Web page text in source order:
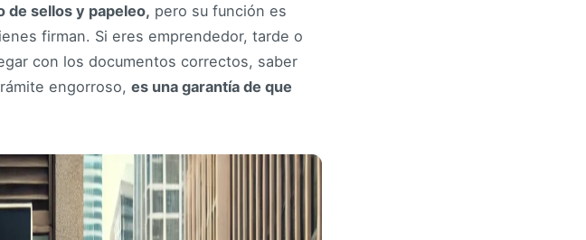
de sellos y papeleo, pero su función es
firman. Si eres emprendedor, tarde o
con los documentos correctos, saber
engorroso, es una garantía de que